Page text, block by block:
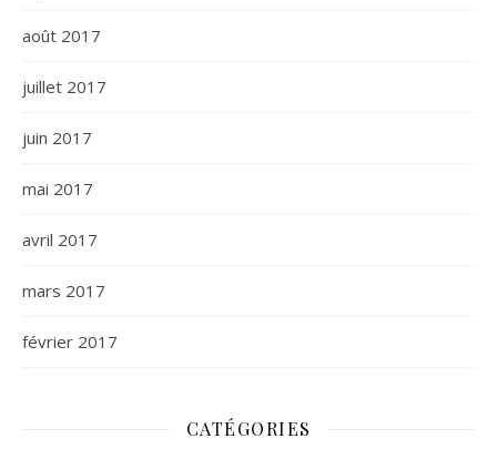
août 2017
juillet 2017
juin 2017
mai 2017
avril 2017
mars 2017
février 2017
CATÉGORIES